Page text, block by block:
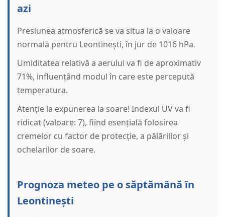
azi
Presiunea atmosferică se va situa la o valoare
normală pentru Leontinești, în jur de 1016 hPa.
Umiditatea relativă a aerului va fi de aproximativ
71%, influențând modul în care este percepută
temperatura.
Atenție la expunerea la soare! Indexul UV va fi
ridicat (valoare: 7), fiind esențială folosirea
cremelor cu factor de protecție, a pălăriilor și
ochelarilor de soare.
Prognoza meteo pe o săptămână în
Leontinești